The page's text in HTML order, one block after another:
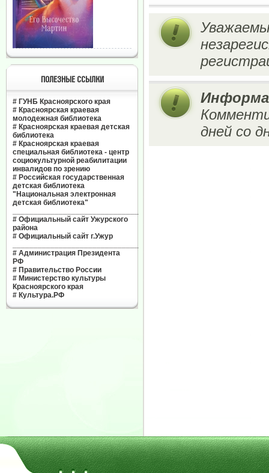
ПОЛЕЗНЫЕ ССЫЛКИ
# ГУНБ Красноярского края
# Красноярская краевая
молодежная библиотека
# Красноярская краевая детская
библиотека
# Красноярская краевая
специальная библиотека - центр
социокультурной реабилитации
инвалидов по зрению
# Российская государственная
детская библиотека
"Национальная электронная
детская библиотека"
# Официальный сайт Ужурского
района
# Официальный сайт г.Ужур
# Администрация Президента
РФ
# Правительство России
# Министерство культуры
Красноярского края
# Культура.РФ
дней со